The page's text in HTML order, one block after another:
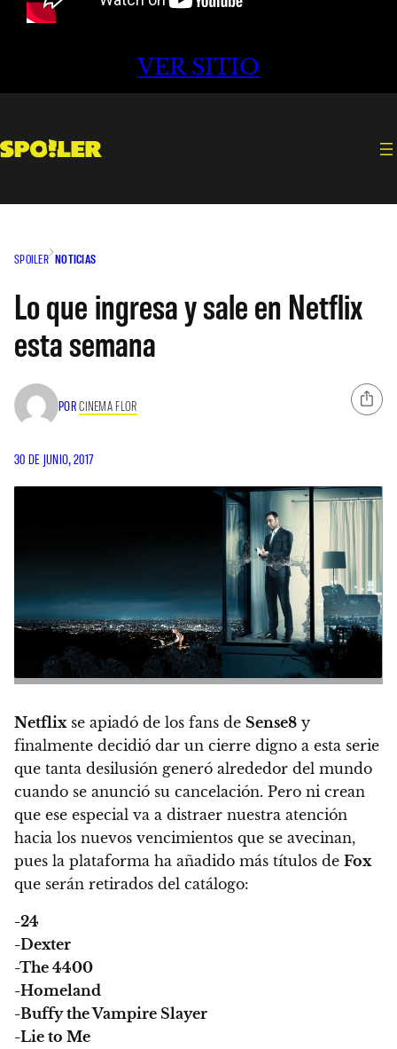
VER SITIO
SPOILER NOTICIAS
Lo que ingresa y sale en Netflix
esta semana
PORCINEMA FLOR
30 DE JUNIO, 2017
Netflixse apiadó de los fans de Sense8 y
finalmente decidió dar un cierre digno a esta serie
que tanta desilusión generó alrededor del mundo
cuando se anunció su cancelación. Pero ni crean
que ese especial va a distraer nuestra atención
hacia los nuevos vencimientos que se avecinan,
pues la plataforma ha añadido más títulos de Fox
que serán retirados del catálogo:
-24
-Dexter
-The 4400
-Homeland
-Buffy the Vampire Slayer
-Lie to Me